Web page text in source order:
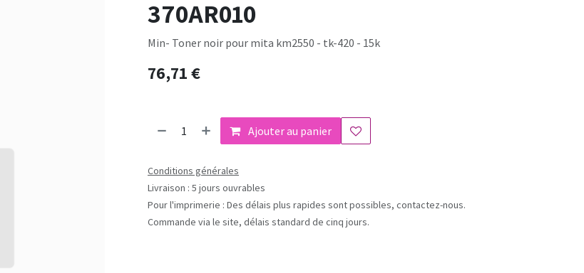
370AR010
Min- Toner noir pour mita km2550 - tk-420 - 15k
76,71€
Ajouter au panier
Conditions générales
Livraison : 5 jours ouvrables
Pour l'imprimerie : Des délais plus rapides sont possibles, contactez-nous.
Commande via le site, délais standard de cinq jours.